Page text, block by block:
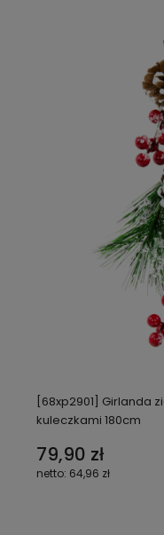
[68xp2901] Girlanda
kuleczkami 180cm
79,90 zł
64,96 zł